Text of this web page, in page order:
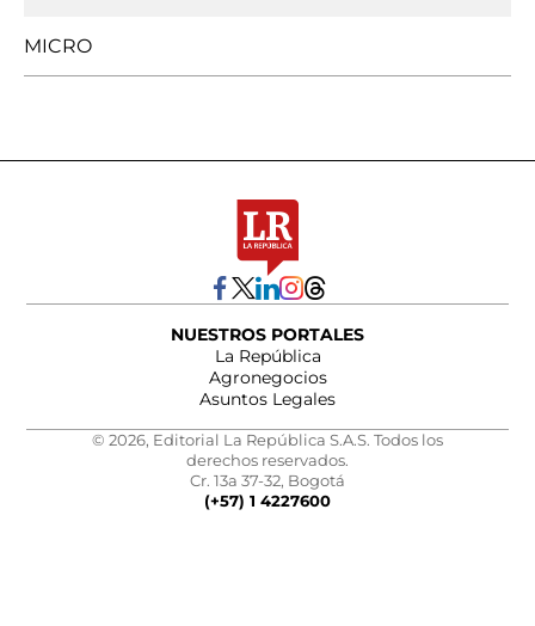
MICRO
NUESTROS PORTALES
La República
Agronegocios
Asuntos Legales
© 2026, Editorial La República S.A.S. Todos los
derechos reservados.
Cr. 13a 37-32, Bogotá
(+57) 1 4227600